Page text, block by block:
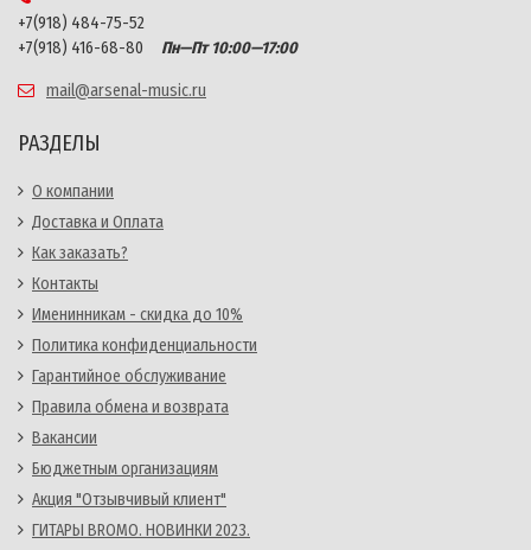
+7(918) 484-75-52
+7(918) 416-68-80
Пн—Пт 10:00—17:00
mail@arsenal-music.ru
РАЗДЕЛЫ
О компании
Доставка и Оплата
Как заказать?
Контакты
Именинникам - скидка до 10%
Политика конфиденциальности
Гарантийное обслуживание
Правила обмена и возврата
Вакансии
Бюджетным организациям
Акция "Отзывчивый клиент"
ГИТАРЫ BROMO. НОВИНКИ 2023.